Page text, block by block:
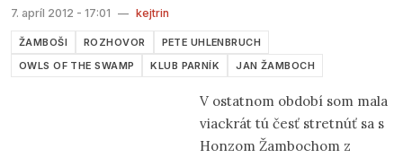
7. apríl 2012 - 17:01 — kejtrin
ŽAMBOŠI ROZHOVOR
PETE UHLENBRUCH
OWLS OF THE SWAMP
KLUB PARNÍK JAN ŽAMBOCH
V ostatnom období som mala
viackrát tú česť stretnúť sa s
Honzom Žambochom z